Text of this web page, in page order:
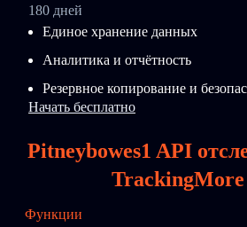
180 дней
Единое хранение данных
Аналитика и отчётность
Резервное копирование и
Начать бесплатно
Pitneybowes1 API
Функции